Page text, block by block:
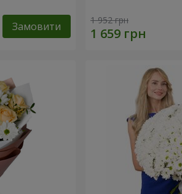
Замовити 1 952 грн